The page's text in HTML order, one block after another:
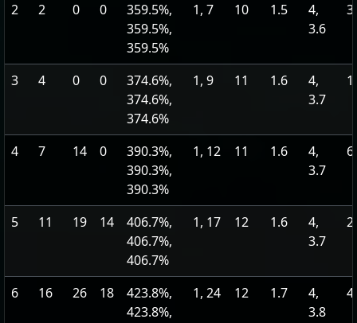
2 2 0 0
359.5%,
359.5%,
359.5%
1, 7 10 1.5
4,
3.6
3 4 0 0
374.6%,
374.6%,
374.6%
1, 9 11 1.6
4,
3.7
4 7 14 0
390.3%,
390.3%,
390.3%
1, 12 11 1.6
4,
3.7
5 11 19 14
406.7%,
406.7%,
406.7%
1, 17 12 1.6
4,
3.7
6 16 26 18
423.8%,
423.8%,
1, 24 12 1.7
4,
3.8